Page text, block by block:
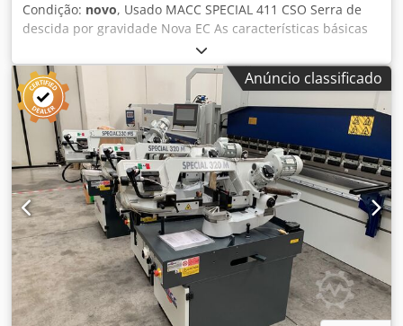
Condição: novo, Usado MACC SPECIAL 411 CSO Serra de
descida por gravidade Nova EC As características básicas
da máquina (rigidez do suporte da lâmina,
dimensionamento do volante, guias de banda,
tensionamento da banda) foram cuidadosamente
estudadas para evitar o rendimento da banda, aumentar a
vida útil da banda, melhorar a linearidade e o tempo de
corte. - Máquina de serrar com corte por arco em queda
regulado por um circuito hidráulico, alimentação manual
da barra e fecho do torno, retorno manual da cabeça.
Dodpoficb Tjfx Ad Sjkr - Rotação vertical sobre pivô com
rolamentos cônicos ajustáveis sem folga - Controle de
banda com motor de duas velocidades e redutor especial
com engrenagem de bronze e parafuso sem-fim
temperado e retificado - Volantes de tamanho apropriado -
Guias de correia para serviço pesado com rolamentos de
guia selados e placas widia ajustáveis - Tensionamento da
Anúncio classificado